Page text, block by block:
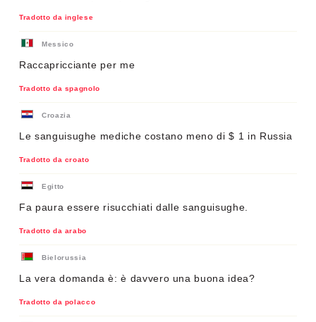
Tradotto da inglese
Messico
Raccapricciante per me
Tradotto da spagnolo
Croazia
Le sanguisughe mediche costano meno di $ 1 in Russia
Tradotto da croato
Egitto
Fa paura essere risucchiati dalle sanguisughe.
Tradotto da arabo
Bielorussia
La vera domanda è: è davvero una buona idea?
Tradotto da polacco